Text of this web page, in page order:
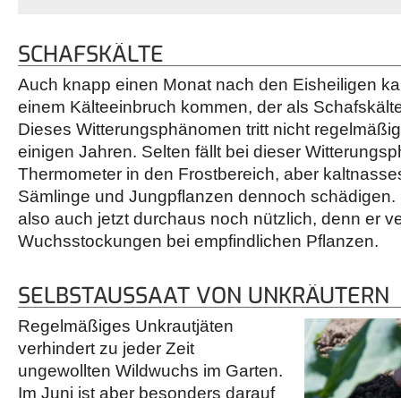
SCHAFSKÄLTE
Auch knapp einen Monat nach den Eisheiligen
einem Kälteeinbruch kommen, der als
Dieses Witterungsphänomen tritt nicht
einigen Jahren. Selten fällt bei dieser
Thermometer in den Frostbereich, aber
Sämlinge und Jungpflanzen dennoch
also auch jetzt durchaus noch nützlich, denn er
Wuchsstockungen bei empfindlichen Pflanzen.
SELBSTAUSSAAT VON UNKRÄUTERN
Regelmäßiges Unkrautjäten
verhindert zu jeder Zeit
ungewollten Wildwuchs im Garten.
Im Juni ist aber besonders darauf